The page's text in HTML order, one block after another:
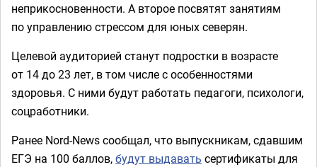
неприкосновенности. А второе посвятят занятиям
по управлению стрессом для юных северян.
Целевой аудиторией станут подростки в возрасте
от 14 до 23 лет, в том числе с особенностями
здоровья. С ними будут работать педагоги, психологи,
соцработники.
Ранее Nord-News сообщал, что выпускникам, сдавшим
ЕГЭ на 100 баллов,будут выдавать сертификаты для